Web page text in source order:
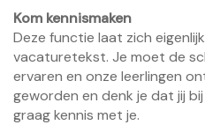
Kom kennismaken
Deze functie laat zich
vacaturetekst. Je moet de
ervaren en onze leerlingen
geworden en denk je dat jij
graag kennis met je.